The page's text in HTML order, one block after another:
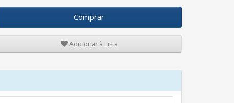
Comprar
Adicionar à Lista